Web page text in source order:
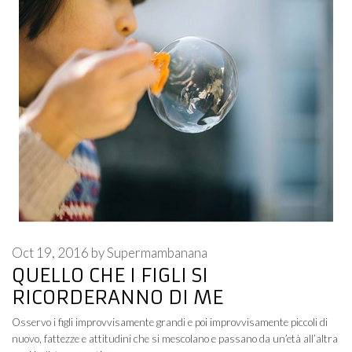
QUELLO CHE I FIGLI SI
RICORDERANNO DI ME
Oct 19, 2016 bySupermambanana
Osservo i figli improvvisamente grandi e poi improvvisamente piccoli di
nuovo, fattezze e attitudini che si mescolano e passano da un’età all’altra